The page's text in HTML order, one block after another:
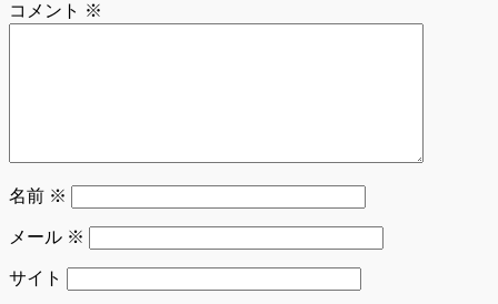
コメント ※
名前 ※
メール ※
サイト